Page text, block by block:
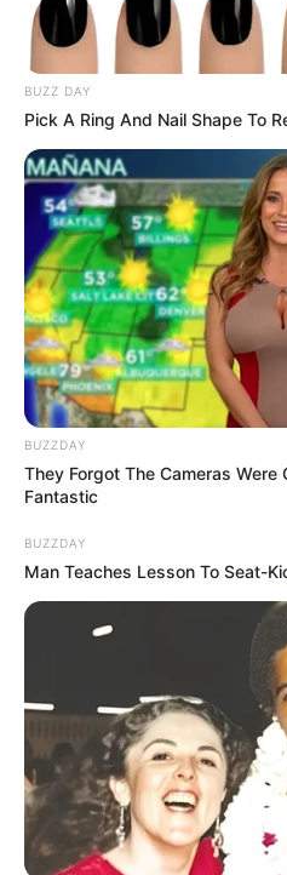
BUZZ DAY
Pick A Ring And Nail Shape To
BUZZDAY
They Forgot The Cameras Were
Fantastic
BUZZDAY
Man Teaches Lesson To Seat-